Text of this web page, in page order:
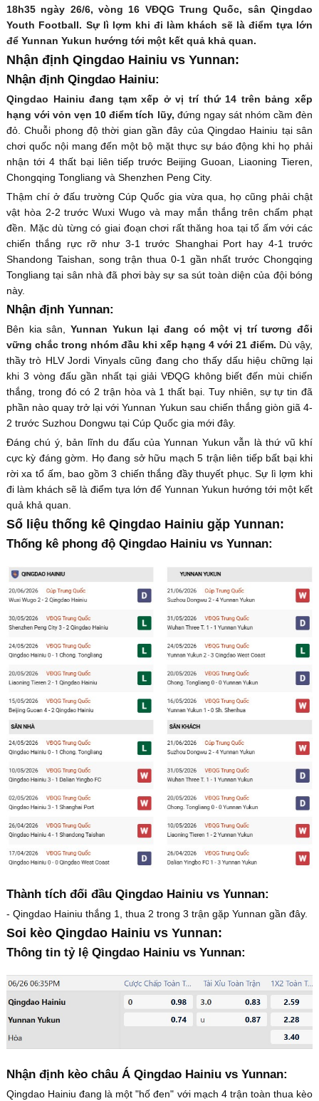
18h35 ngày 26/6, vòng 16 VĐQG Trung Quốc, sân Qingdao
Youth Football. Sự lì lợm khi đi làm khách sẽ là điểm tựa lớn
để Yunnan Yukun hướng tới một kết quả khả quan.
Nhận định Qingdao Hainiu vs Yunnan:
Nhận định Qingdao Hainiu:
Qingdao Hainiu đang tạm xếp ở vị trí thứ 14 trên bảng xếp
hạng với vỏn vẹn 10 điểm tích lũy, đứng ngay sát nhóm cầm đèn
đỏ. Chuỗi phong độ thời gian gần đây của Qingdao Hainiu tại sân
chơi quốc nội mang đến một bộ mặt thực sự báo động khi họ phải
nhận tới 4 thất bại liên tiếp trước Beijing Guoan, Liaoning Tieren,
Chongqing Tongliang và Shenzhen Peng City.
Thậm chí ở đấu trường Cúp Quốc gia vừa qua, họ cũng phải chật
vật hòa 2-2 trước Wuxi Wugo và may mắn thắng trên chấm phạt
đền. Mặc dù từng có giai đoạn chơi rất thăng hoa tại tổ ấm với các
chiến thắng rực rỡ như 3-1 trước Shanghai Port hay 4-1 trước
Shandong Taishan, song trận thua 0-1 gần nhất trước Chongqing
Tongliang tại sân nhà đã phơi bày sự sa sút toàn diện của đội bóng
này.
Nhận định Yunnan:
Bên kia sân, Yunnan Yukun lại đang có một vị trí tương đối
vững chắc trong nhóm đầu khi xếp hạng 4 với 21 điểm. Dù vậy,
thầy trò HLV Jordi Vinyals cũng đang cho thấy dấu hiệu chững lại
khi 3 vòng đấu gần nhất tại giải VĐQG không biết đến mùi chiến
thắng, trong đó có 2 trận hòa và 1 thất bại. Tuy nhiên, sự tự tin đã
phần nào quay trở lại với Yunnan Yukun sau chiến thắng giòn giã 4-
2 trước Suzhou Dongwu tại Cúp Quốc gia mới đây.
Đáng chú ý, bản lĩnh du đấu của Yunnan Yukun vẫn là thứ vũ khí
cực kỳ đáng gờm. Họ đang sở hữu mạch 5 trận liên tiếp bất bại khi
rời xa tổ ấm, bao gồm 3 chiến thắng đầy thuyết phục. Sự lì lợm khi
đi làm khách sẽ là điểm tựa lớn để Yunnan Yukun hướng tới một kết
quả khả quan.
Số liệu thống kê Qingdao Hainiu gặp Yunnan:
Thống kê phong độ Qingdao Hainiu vs Yunnan:
Thành tích đối đầu Qingdao Hainiu vs Yunnan:
- Qingdao Hainiu thắng 1, thua 2 trong 3 trận gặp Yunnan gần đây.
Soi kèo Qingdao Hainiu vs Yunnan:
Thông tin tỷ lệ Qingdao Hainiu vs Yunnan:
Nhận định kèo châu Á Qingdao Hainiu vs Yunnan:
Qingdao Hainiu đang là một "hố đen" với mạch 4 trận toàn thua kèo